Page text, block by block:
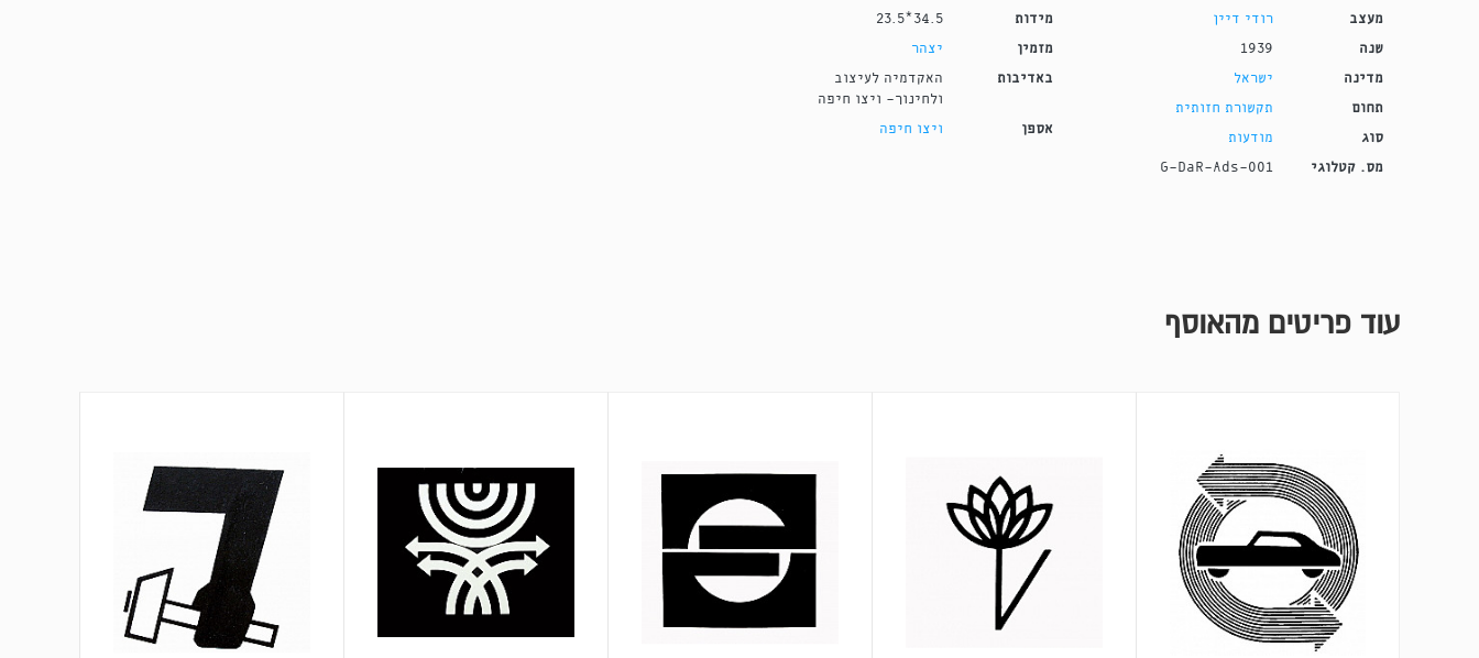
מעצב רודי דיין
שנה 1939
מדינה ישראל
תחום תקשורת חזותית
סוג מודעות
מס. קטלוגי G-DaR-Ads-001
מידות 34.5*23.5
מזמין יצהר
באדיבות
האקדמיה לעיצוב
ולחינוך- ויצו חיפה
אספן ויצו חיפה
עוד פריטים מהאוסף